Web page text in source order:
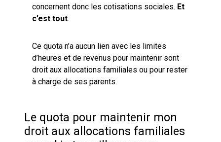
concernent donc les cotisations sociales. Et
c’est tout.
Ce quota n’a aucun lien avec les limites
d’heures et de revenus pour maintenir sont
droit aux allocations familiales ou pour rester
à charge de ses parents.
Le quota pour maintenir mon
droit aux allocations familiales